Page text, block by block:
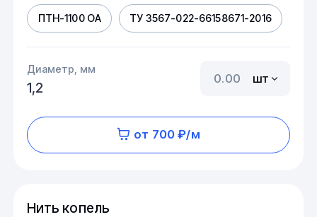
ПТН-1100 ОА ТУ 3567-022-66158671-2016
Диаметр, мм
1,2
шт
от 700 ₽/м
Нить копель